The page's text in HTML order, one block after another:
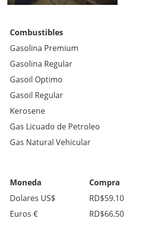
Combustibles
Gasolina Premium
Gasolina Regular
Gasoil Optimo
Gasoil Regular
Kerosene
Gas Licuado de Petroleo
Gas Natural Vehicular
Moneda Compra
Dolares US$
RD$59.10
Euros €
RD$66.50